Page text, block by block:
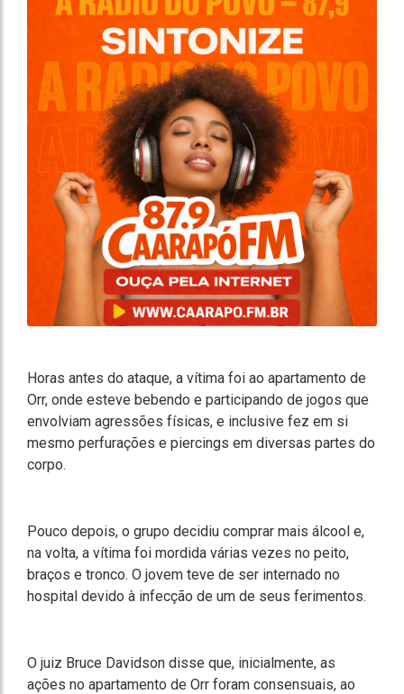
Horas antes do ataque, a vítima foi ao apartamento de
Orr, onde esteve bebendo e participando de jogos que
envolviam agressões físicas, e inclusive fez em si
mesmo perfurações e piercings em diversas partes do
corpo.
Pouco depois, o grupo decidiu comprar mais álcool e,
na volta, a vítima foi mordida várias vezes no peito,
braços e tronco. O jovem teve de ser internado no
hospital devido à infecção de um de seus ferimentos.
O juiz Bruce Davidson disse que, inicialmente, as
ações no apartamento de Orr foram consensuais, ao